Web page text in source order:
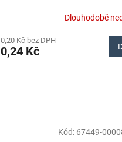
Dlouhodobě
0,20 Kč bez DPH
0,24 Kč
Kód: 67449-